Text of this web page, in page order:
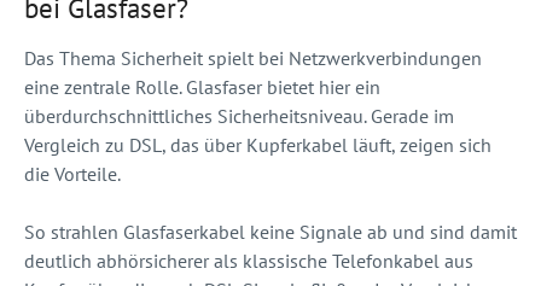
bei Glasfaser?
Das Thema Sicherheit spielt bei Netzwerkverbindungen
eine zentrale Rolle. Glasfaser bietet hier ein
überdurchschnittliches Sicherheitsniveau. Gerade im
Vergleich zu DSL, das über Kupferkabel läuft, zeigen sich
die Vorteile.
So strahlen Glasfaserkabel keine Signale ab und sind damit
deutlich abhörsicherer als klassische Telefonkabel aus